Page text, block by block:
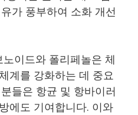
가 풍부하여 소화 개선
이드와 폴리페놀은 체
계를 강화하는 데 중요
들은 항균 및 항바이러
에도 기여합니다. 이와